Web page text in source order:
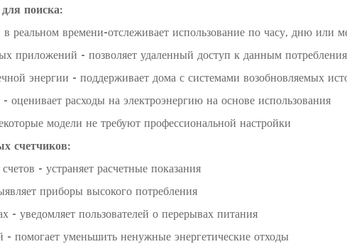
поиска:
реальном времени-отслеживает использование по часу, дню или
приложений - позволяет удаленный доступ к данным потребления
энергии - поддерживает дома с системами возобновляемых
оценивает расходы на электроэнергию на основе использования
модели не требуют профессиональной настройки
счетчиков:
- устраняет расчетные показания
приборы высокого потребления
- уведомляет пользователей о перерывах питания
- помогает уменьшить ненужные энергетические отходы